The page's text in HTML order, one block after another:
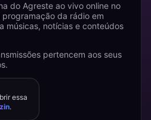
do Agreste ao vivo online no
da rádio em
músicas, notícias e conteúdos
pertencem aos seus
essa
.